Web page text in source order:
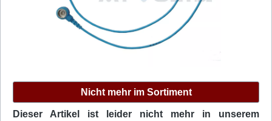
Nicht mehr im Sortiment
Dieser Artikel ist leider nicht mehr in unserem